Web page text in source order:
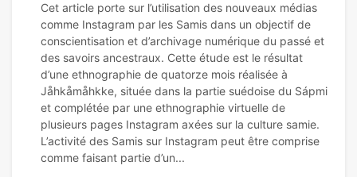
Cet article porte sur l’utilisation des nouveaux médias
comme Instagram par les Samis dans un objectif de
conscientisation et d’archivage numérique du passé et
des savoirs ancestraux. Cette étude est le résultat
d’une ethnographie de quatorze mois réalisée à
Jåhkåmåhkke, située dans la partie suédoise du Sápmi
et complétée par une ethnographie virtuelle de
plusieurs pages Instagram axées sur la culture samie.
L’activité des Samis sur Instagram peut être comprise